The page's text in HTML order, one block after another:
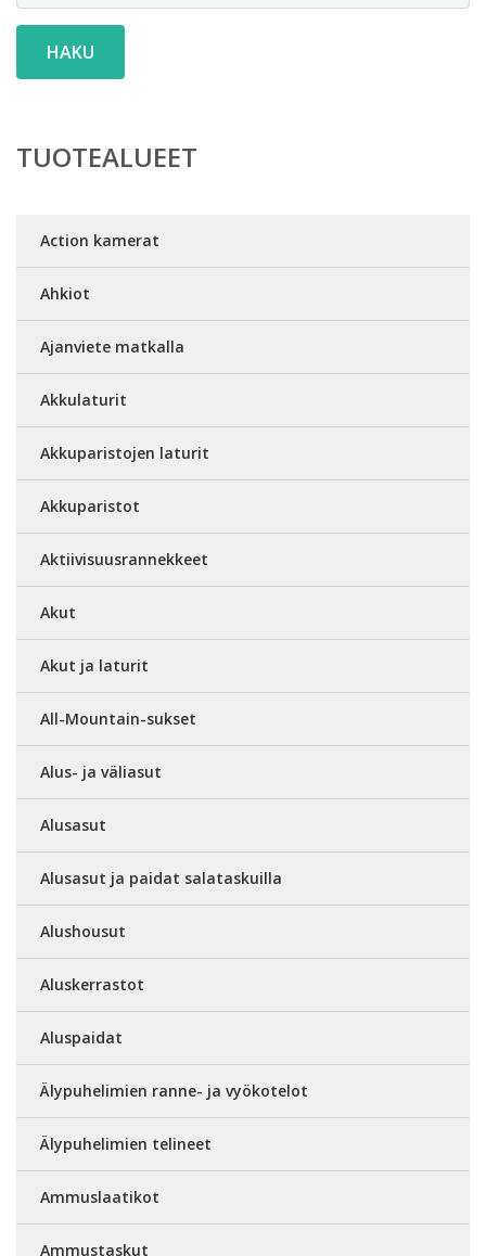
HAKU
TUOTEALUEET
Action kamerat
Ahkiot
Ajanviete matkalla
Akkulaturit
Akkuparistojen laturit
Akkuparistot
Aktiivisuusrannekkeet
Akut
Akut ja laturit
All-Mountain-sukset
Alus- ja väliasut
Alusasut
Alusasut ja paidat salataskuilla
Alushousut
Aluskerrastot
Aluspaidat
Älypuhelimien ranne- ja vyökotelot
Älypuhelimien telineet
Ammuslaatikot
Ammustaskut